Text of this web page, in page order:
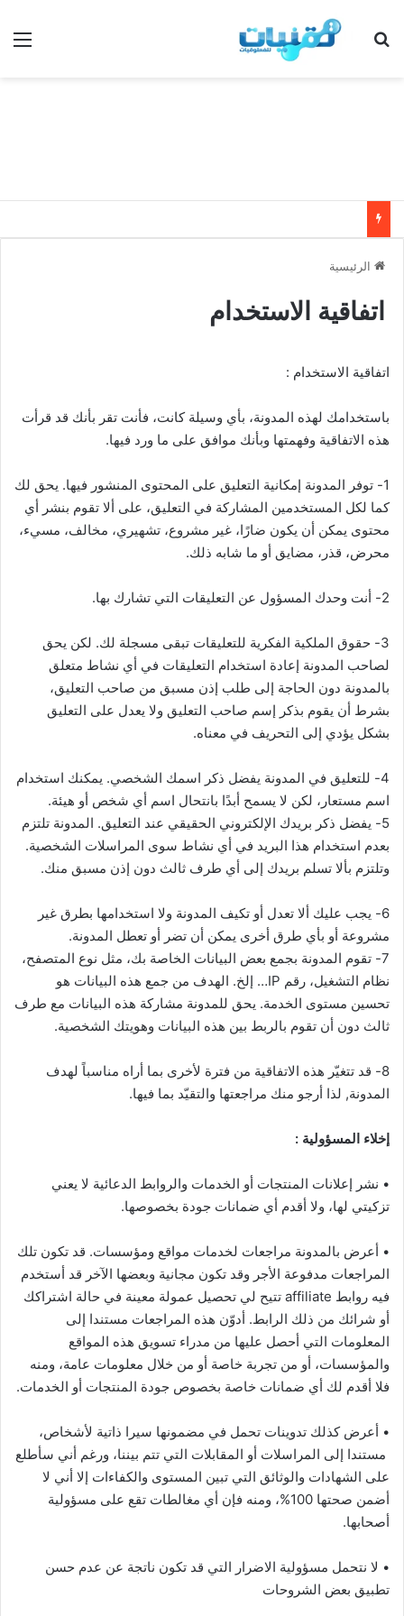
بحث عن
الرئيسية
اتفاقية الاستخدام
اتفاقية الاستخدام :
باستخدامك لهذه المدونة، بأي وسيلة كانت، فأنت تقر بأنك قد قرأت
هذه الاتفاقية وفهمتها وبأنك موافق على ما ورد فيها.
1- توفر المدونة إمكانية التعليق على المحتوى المنشور فيها. يحق لك
كما لكل المستخدمين المشاركة في التعليق، على ألا تقوم بنشر أي
محتوى يمكن أن يكون ضارًا، غير مشروع، تشهيري، مخالف، مسيء،
محرض، قذر، مضايق أو ما شابه ذلك.
2- أنت وحدك المسؤول عن التعليقات التي تشارك بها.
3- حقوق الملكية الفكرية للتعليقات تبقى مسجلة لك. لكن يحق
لصاحب المدونة إعادة استخدام التعليقات في أي نشاط متعلق
بالمدونة دون الحاجة إلى طلب إذن مسبق من صاحب التعليق،
بشرط أن يقوم بذكر إسم صاحب التعليق ولا يعدل على التعليق
بشكل يؤدي إلى التحريف في معناه.
4- للتعليق في المدونة يفضل ذكر اسمك الشخصي. يمكنك استخدام
اسم مستعار، لكن لا يسمح أبدًا بانتحال اسم أي شخص أو هيئة.
5- يفضل ذكر بريدك الإلكتروني الحقيقي عند التعليق. المدونة تلتزم
بعدم استخدام هذا البريد في أي نشاط سوى المراسلات الشخصية.
وتلتزم بألا تسلم بريدك إلى أي طرف ثالث دون إذن مسبق منك.
6- يجب عليك ألا تعدل أو تكيف المدونة ولا استخدامها بطرق غير
مشروعة أو بأي طرق أخرى يمكن أن تضر أو تعطل المدونة.
7- تقوم المدونة بجمع بعض البيانات الخاصة بك، مثل نوع المتصفح،
نظام التشغيل، رقم IP… إلخ. الهدف من جمع هذه البيانات هو
تحسين مستوى الخدمة. يحق للمدونة مشاركة هذه البيانات مع طرف
ثالث دون أن تقوم بالربط بين هذه البيانات وهويتك الشخصية.
8- قد تتغيّر هذه الاتفاقية من فترة لأخرى بما أراه مناسباً لهدف
المدونة, لذا أرجو منك مراجعتها والتقيّد بما فيها.
إخلاء المسؤولية :
• نشر إعلانات المنتجات أو الخدمات والروابط الدعائية لا يعني
تزكيتي لها، ولا أقدم أي ضمانات جودة بخصوصها.
• أعرض بالمدونة مراجعات لخدمات مواقع ومؤسسات. قد تكون تلك
المراجعات مدفوعة الأجر وقد تكون مجانية وبعضها الآخر قد أستخدم
فيه روابط affiliate تتيح لي تحصيل عمولة معينة في حالة اشتراكك
أو شرائك من ذلك الرابط. أدوّن هذه المراجعات مستندا إلى
المعلومات التي أحصل عليها من مدراء تسويق هذه المواقع
والمؤسسات، أو من تجربة خاصة أو من خلال معلومات عامة، ومنه
فلا أقدم لك أي ضمانات خاصة بخصوص جودة المنتجات أو الخدمات.
• أعرض كذلك تدوينات تحمل في مضمونها سيرا ذاتية لأشخاص،
مستندا إلى المراسلات أو المقابلات التي تتم بيننا، ورغم أني سأطلع
على الشهادات والوثائق التي تبين المستوى والكفاءات إلا أني لا
أضمن صحتها 100%، ومنه فإن أي مغالطات تقع على مسؤولية
أصحابها.
• لا نتحمل مسؤولية الاضرار التي قد تكون ناتجة عن عدم حسن
تطبيق بعض الشروحات